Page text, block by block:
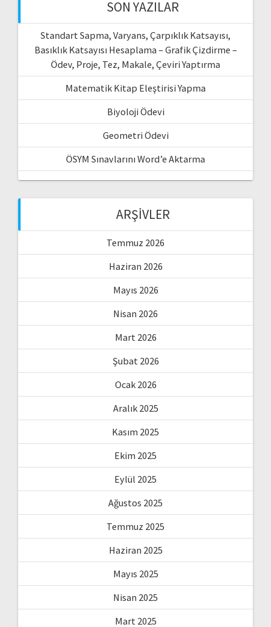
SON YAZILAR
Standart Sapma, Varyans, Çarpıklık Katsayısı,
Basıklık Katsayısı Hesaplama – Grafik Çizdirme –
Ödev, Proje, Tez, Makale, Çeviri Yaptırma
Matematik Kitap Eleştirisi Yapma
Biyoloji Ödevi
Geometri Ödevi
ÖSYM Sınavlarını Word’e Aktarma
ARŞIVLER
Temmuz 2026
Haziran 2026
Mayıs 2026
Nisan 2026
Mart 2026
Şubat 2026
Ocak 2026
Aralık 2025
Kasım 2025
Ekim 2025
Eylül 2025
Ağustos 2025
Temmuz 2025
Haziran 2025
Mayıs 2025
Nisan 2025
Mart 2025